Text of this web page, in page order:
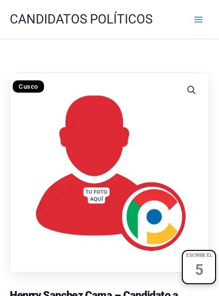
CANDIDATOS POLÍTICOS
ESCRIBE EL
5
Cusco